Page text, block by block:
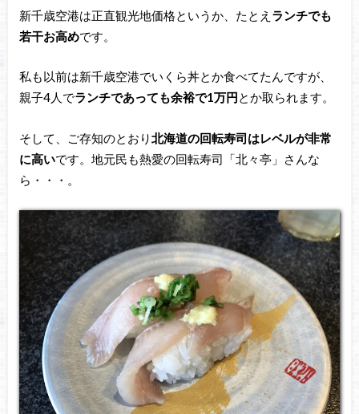
新千歳空港は正直観光地価格というか、たとえ ランチでも
若干お高めです。
私も以前は新千歳空港でいくら丼とか食べてたんですが、
親子4人でランチであっても余裕で1万円 とか取られます。
そして、ご存知のとおり北海道の回転寿司はレベルが非常
に高いです。地元民も熱愛の回転寿司「北々亭」さんな
ら・・・。